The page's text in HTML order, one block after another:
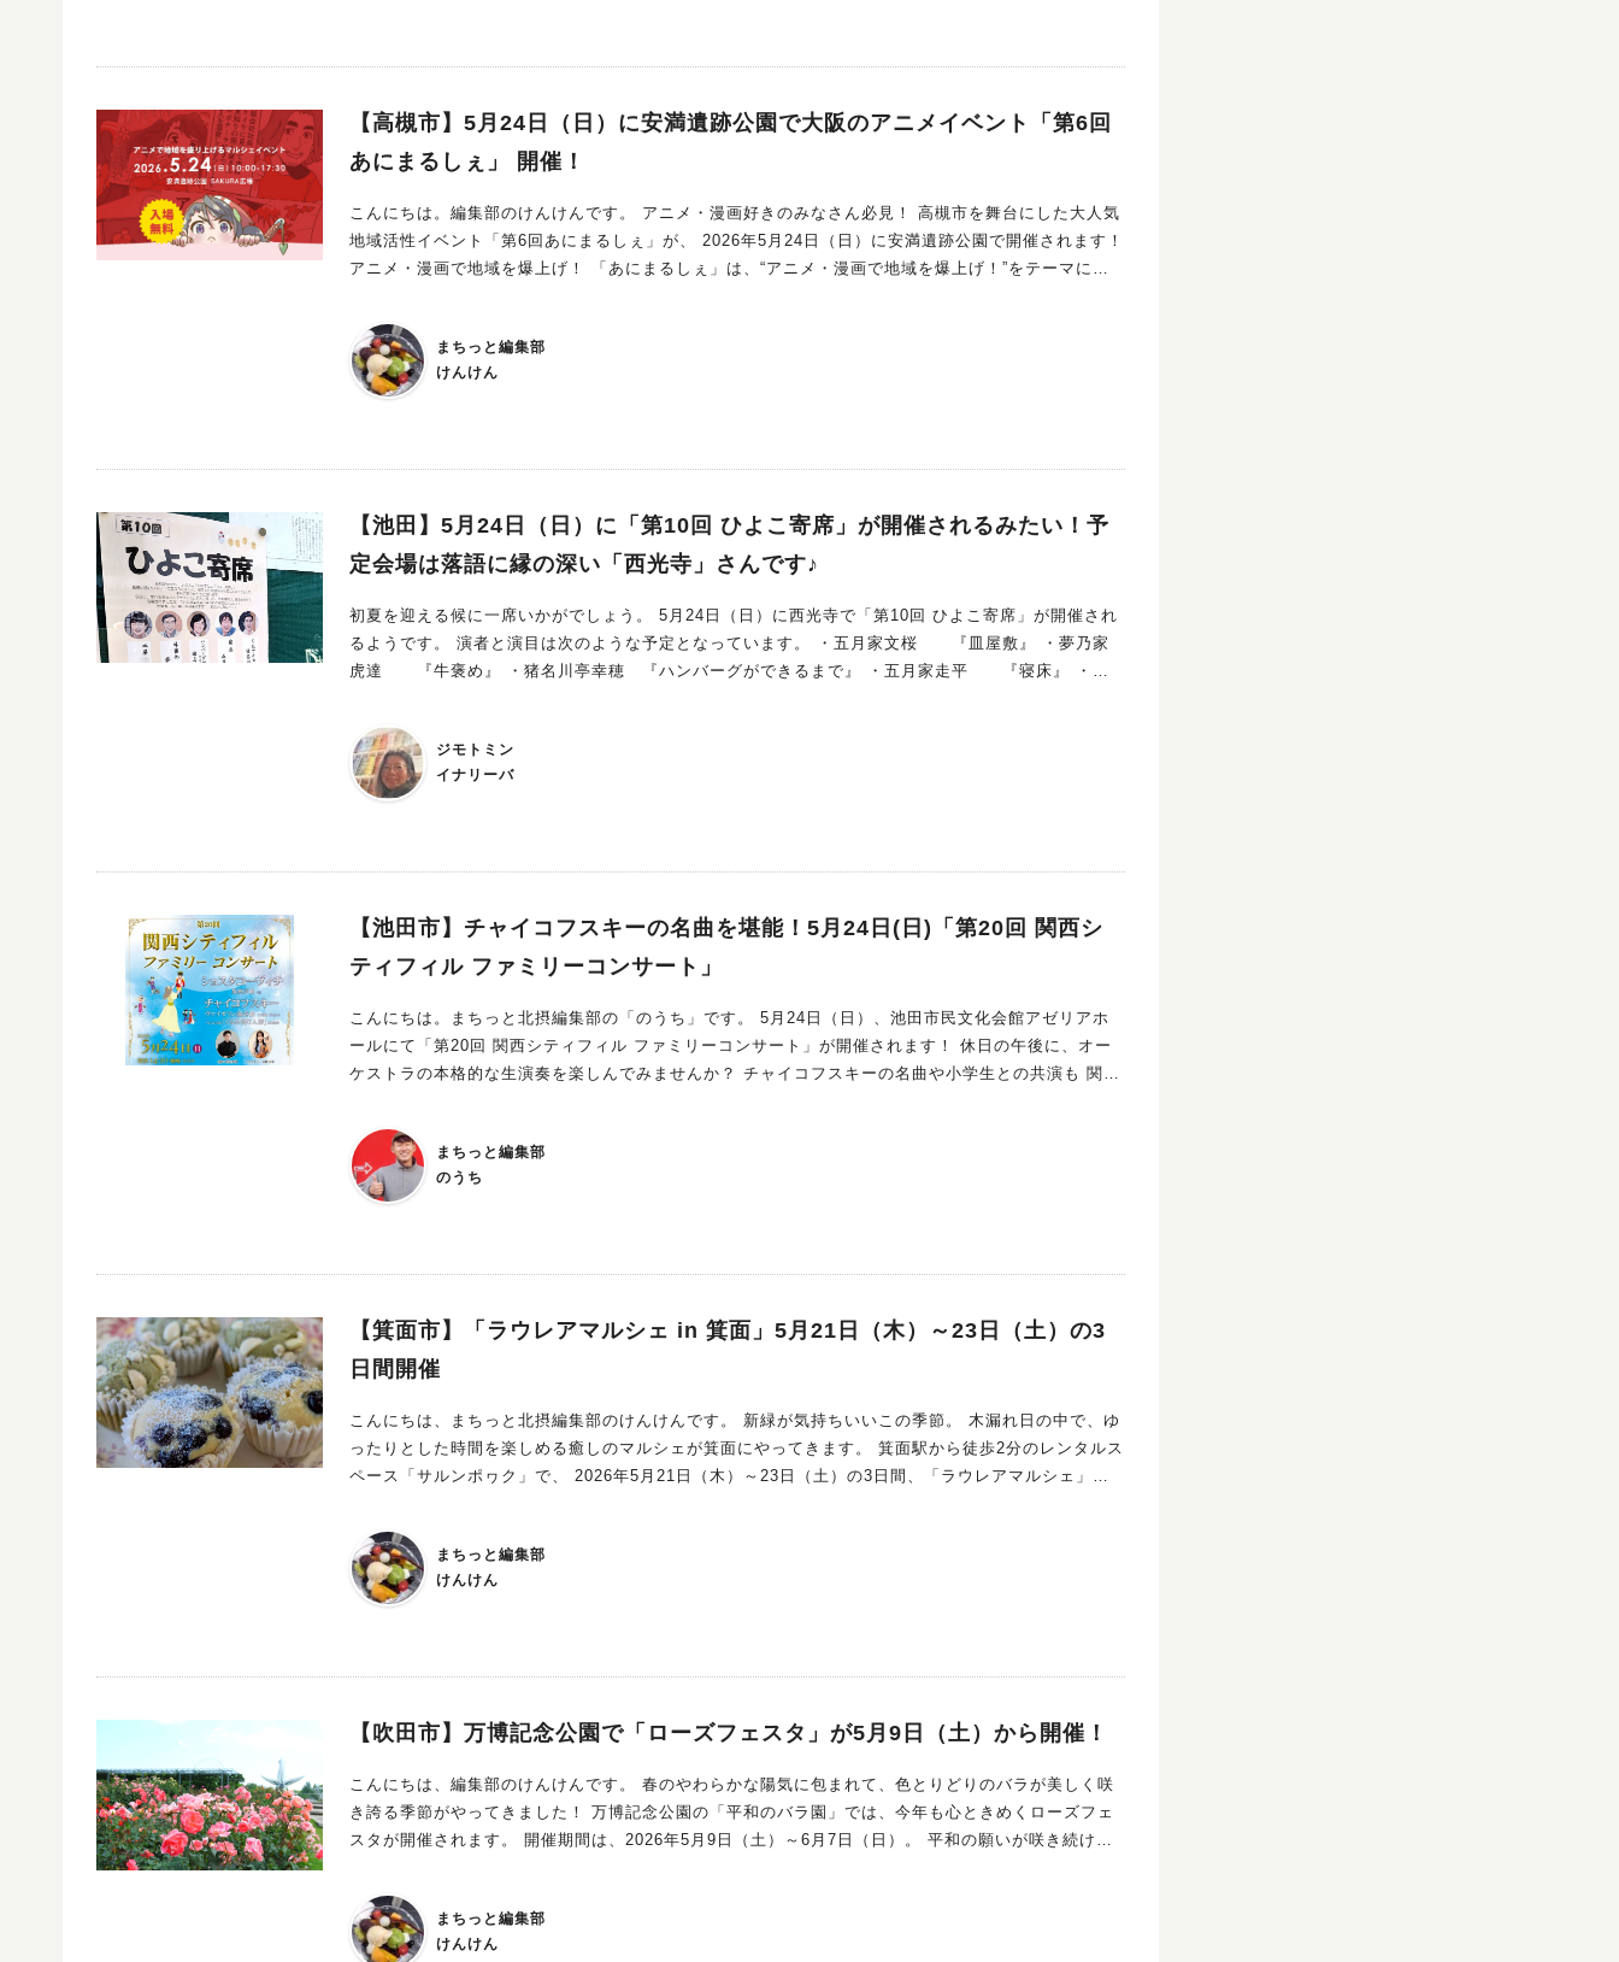
【高槻市】5月24日（日）に安満遺跡公園で大阪のアニメイベント「第6回
あにまるしぇ」 開催！
こんにちは。編集部のけんけんです。 アニメ・漫画好きのみなさん必見！ 高槻市を舞台にした大人気
地域活性イベント「第6回あにまるしぇ」が、 2026年5月24日（日）に安満遺跡公園で開催されます！
アニメ・漫画で地域を爆上げ！ 「あにまるしぇ」は、“アニメ・漫画で地域を爆上げ！”をテーマにし
スタートしたこのイベント。 毎回多くの来場者でにぎわい、アニメ好きはもちろん、ファミリー層か
らも大人気なんです♪ 会場では、飲食ブースや物販、ワークショップ、ステージイベントなど、楽しい
企画が盛りだくさん！ コスプレを楽しむ人も、見る人も、一緒に盛り上がれる空間になっています。
テージ企画やグルメも充実♪ イベント当日は、ステージ上でのパフォーマンスや楽しい企画も開催予
しめます。 さらに、物販や体験型ワークショップなど、一日中楽しめるコンテンツがいっぱい！ アニ
よう！ 地域の魅力とアニメ・漫画カルチャーが融合した「あにまるしぇ」 “好き”をきっかけに、人と
地域がつながるイベントになっています。 ぜひ会場で、高槻の熱気と楽しさを体感してみてください
ね！
まちっと編集部
けんけん
【池田】5月24日（日）に「第10回 ひよこ寄席」が開催されるみたい！予
定会場は落語に縁の深い「西光寺」さんです♪
初夏を迎える候に一席いかがでしょう。 5月24日（日）に西光寺で「第10回 ひよこ寄席」が開催され
るようです。 演者と演目は次のような予定となっています。 ・五月家文桜 『皿屋敷』 ・夢乃家
虎達 『牛褒め』 ・猪名川亭幸穂 『ハンバーグができるまで』 ・五月家走平 『寝床』 ・猪
あむ」という施設が設けられるほどの落語の街。 こちらでは毎年「アマチュア落語養成講座」が開か
れていますが、池田市の広報誌によると「ひよこ寄席」の演者は受講生だそうです。 参考URL：『広
報いけだ』2026年5月号38ページ 西光寺は落語みゅーじあむから徒歩約2分 西光寺は落語みゅーじあ
しい畳の間でとても快適でした！ 参考URL：【池田市】12月20日（土）に「全国学生落語の会 ～大阪
ジモトミン
イナリーバ
【池田市】チャイコフスキーの名曲を堪能！5月24日(日)「第20回 関西シ
ティフィル ファミリーコンサート」
こんにちは。まちっと北摂編集部の「のうち」です。 5月24日（日）、池田市民文化会館アゼリアホ
ールにて「第20回 関西シティフィル ファミリーコンサート」が開催されます！ 休日の午後に、オー
ケストラの本格的な生演奏を楽しんでみませんか？ チャイコフスキーの名曲や小学生との共演も 関西
プログラムには、チャイコフスキーの「ヴァイオリン協奏曲」や、バレエ音楽「くるみ割り人形」など
が予定されています。 さらに、ショスタコーヴィチの「祝典序曲」では、池田市立石橋小学校吹奏楽
部（金管パート）がバンダ（別働隊）として特別出演！ 地元の小学生たちとフルオーケストラが一体
まちっと編集部
のうち
【箕面市】「ラウレアマルシェ in 箕面」5月21日（木）～23日（土）の3
日間開催
こんにちは、まちっと北摂編集部のけんけんです。 新緑が気持ちいいこの季節。 木漏れ日の中で、ゆ
ったりとした時間を楽しめる癒しのマルシェが箕面にやってきます。 箕面駅から徒歩2分のレンタルス
ペース「サルンポヮク」で、 2026年5月21日（木）～23日（土）の3日間、「ラウレアマルシェ」が
も、自分のペースでゆっくり過ごせる“やさしい時間”を大切にしているイベント。 会場には、作家さ
んと直接お話ししながらお気に入りを探せる、あたたかな空間が広がります。 ハンドメイド雑貨やア
クセサリー、お洋服や布小物をはじめ、癒しのブースやワークショップ、 焼き菓子やフードまで、さ
シェならでは。 「お気に入りの一点が見つかるかも」と、宝探し気分でゆっくり楽しめるのも魅力で
レアマルシェ」で、素敵な時間を過ごしてみませんか？ ▼イベントの詳細は「ラウレアマルシェ」
のインスタグラムでチェック！ この投稿をInstagramで見る ラウレアマルシェ(@laulea_marche)
がシェアした投稿
まちっと編集部
けんけん
【吹田市】万博記念公園で「ローズフェスタ」が5月9日（土）から開催！
こんにちは、編集部のけんけんです。 春のやわらかな陽気に包まれて、色とりどりのバラが美しく咲
き誇る季節がやってきました！ 万博記念公園の「平和のバラ園」では、今年も心ときめくローズフェ
スタが開催されます。 開催期間は、2026年5月9日（土）～6月7日（日）。 平和の願いが咲き続け
ち。 その歴史を受け継ぎながら、2019年のリニューアルで最新品種も加わり、 園内はさらに魅力あふ
れる空間へと進化しました。 現在では、約250品種・約2,400株ものバラが咲き誇り、まさに“花と香
りの楽園”。 目に映る華やかさはもちろん、ふんわりと漂う優雅な香りに、思わず深呼吸したくなりま
まちっと編集部
けんけん